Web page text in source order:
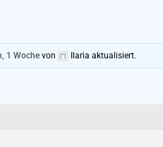
1 Woche von Ilaria aktualisiert.